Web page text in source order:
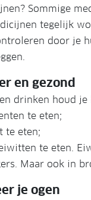
Sommige
tegelijk
door je
en gezond
drinken houd
te eten;
te eten;
te eten.
Maar ook in
je ogen